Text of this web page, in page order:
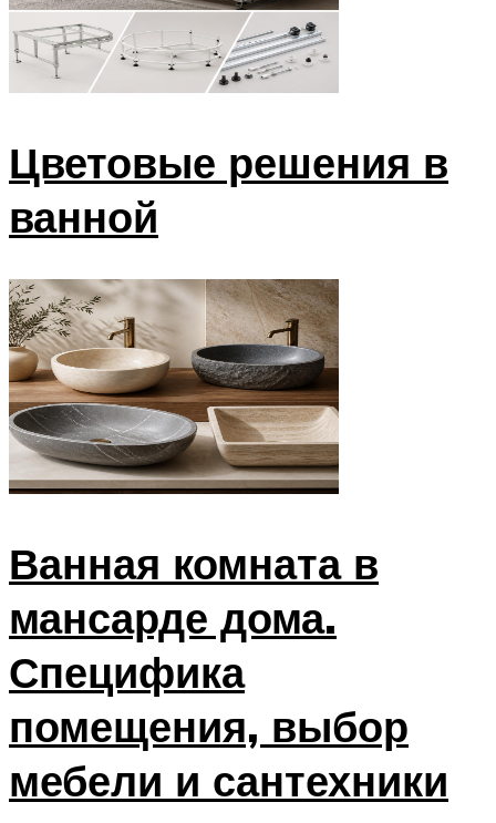
Цветовые решения в
ванной
Ванная комната в
мансарде дома.
Специфика
помещения, выбор
мебели и сантехники